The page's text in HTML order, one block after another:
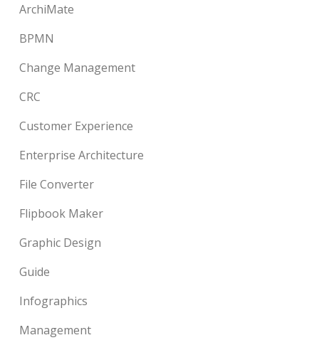
ArchiMate
BPMN
Change Management
CRC
Customer Experience
Enterprise Architecture
File Converter
Flipbook Maker
Graphic Design
Guide
Infographics
Management